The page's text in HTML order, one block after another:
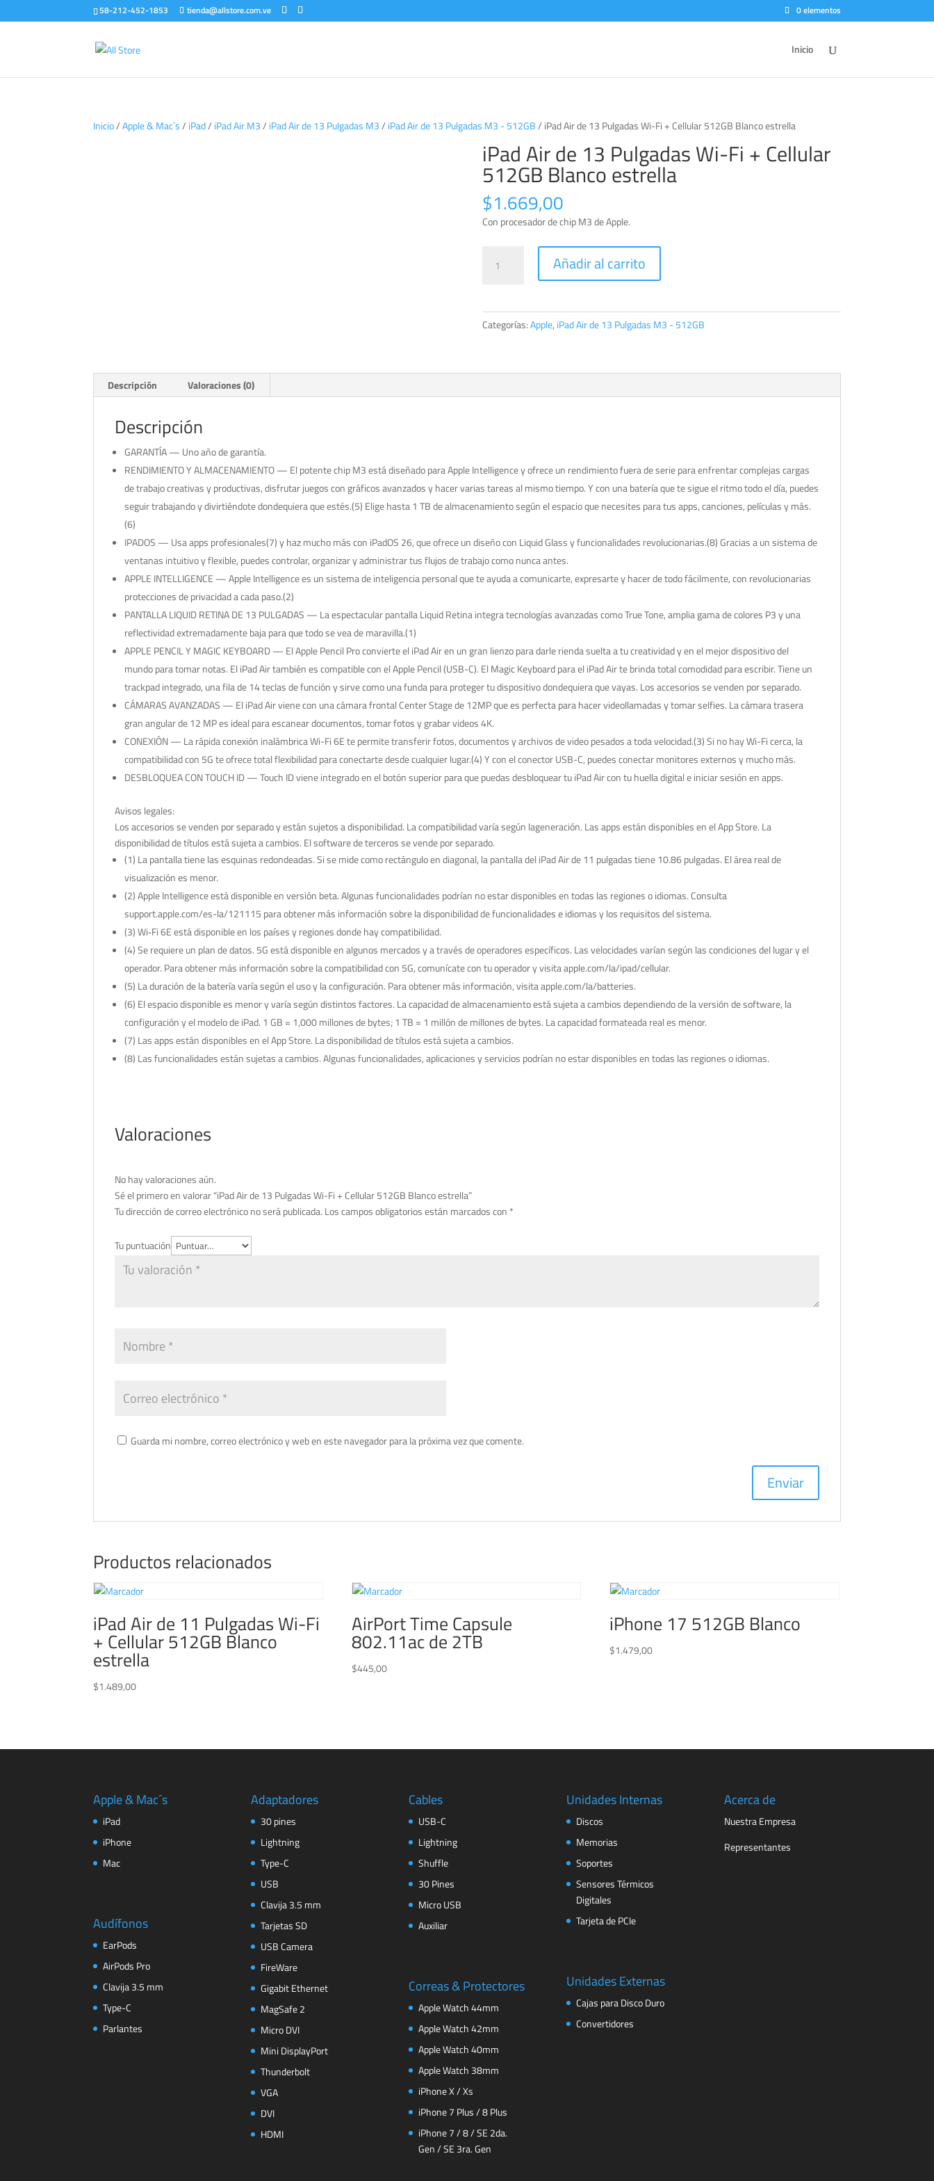
58-212-452-1853 tienda@allstore.com.ve 0 elementos
Inicio
Inicio/Apple & Mac`s/ iPad/ iPad Air M3/ iPad Air de 13 Pulgadas M3/ iPad Air de 13 Pulgadas M3 - 512GB/ iPad Air de 13 Pulgadas Wi-Fi + Cellular 512GB Blanco estrella
iPad Air de 13 Pulgadas Wi-Fi + Cellular
512GB Blanco estrella
$1.669,00
Con procesador de chip M3 de Apple.
Pulgadas
512GB
Añadir al carrito
Categorías:Apple, iPad Air de 13 Pulgadas M3 - 512GB
Descripción Valoraciones (0)
Descripción
GARANTÍA — Uno año de garantía.
RENDIMIENTO Y ALMACENAMIENTO — El potente chip M3 está diseñado para Apple Intelligence y ofrece un rendimiento fuera de serie para enfrentar complejas cargas
de trabajo creativas y productivas, disfrutar juegos con gráficos avanzados y hacer varias tareas al mismo tiempo. Y con una batería que te sigue el ritmo todo el día, puedes
seguir trabajando y divirtiéndote dondequiera que estés.(5) Elige hasta 1 TB de almacenamiento según el espacio que necesites para tus apps, canciones, películas y más.
(6)
IPADOS — Usa apps profesionales(7) y haz mucho más con iPadOS 26, que ofrece un diseño con Liquid Glass y funcionalidades revolucionarias.(8) Gracias a un sistema de
ventanas intuitivo y flexible, puedes controlar, organizar y administrar tus flujos de trabajo como nunca antes.
APPLE INTELLIGENCE — Apple Intelligence es un sistema de inteligencia personal que te ayuda a comunicarte, expresarte y hacer de todo fácilmente, con revolucionarias
protecciones de privacidad a cada paso.(2)
PANTALLA LIQUID RETINA DE 13 PULGADAS — La espectacular pantalla Liquid Retina integra tecnologías avanzadas como True Tone, amplia gama de colores P3 y una
reflectividad extremadamente baja para que todo se vea de maravilla.(1)
APPLE PENCIL Y MAGIC KEYBOARD — El Apple Pencil Pro convierte el iPad Air en un gran lienzo para darle rienda suelta a tu creatividad y en el mejor dispositivo del
mundo para tomar notas. El iPad Air también es compatible con el Apple Pencil (USB-C). El Magic Keyboard para el iPad Air te brinda total comodidad para escribir. Tiene un
trackpad integrado, una fila de 14 teclas de función y sirve como una funda para proteger tu dispositivo dondequiera que vayas. Los accesorios se venden por separado.
CÁMARAS AVANZADAS — El iPad Air viene con una cámara frontal Center Stage de 12MP que es perfecta para hacer videollamadas y tomar selfies. La cámara trasera
gran angular de 12 MP es ideal para escanear documentos, tomar fotos y grabar videos 4K.
CONEXIÓN — La rápida conexión inalámbrica Wi-Fi 6E te permite transferir fotos, documentos y archivos de video pesados a toda velocidad.(3) Si no hay Wi-Fi cerca, la
compatibilidad con 5G te ofrece total flexibilidad para conectarte desde cualquier lugar.(4) Y con el conector USB-C, puedes conectar monitores externos y mucho más.
DESBLOQUEA CON TOUCH ID — Touch ID viene integrado en el botón superior para que puedas desbloquear tu iPad Air con tu huella digital e iniciar sesión en apps.
Avisos legales:
Los accesorios se venden por separado y están sujetos a disponibilidad. La compatibilidad varía según lageneración. Las apps están disponibles en el App Store. La
disponibilidad de títulos está sujeta a cambios. El software de terceros se vende por separado.
(1) La pantalla tiene las esquinas redondeadas. Si se mide como rectángulo en diagonal, la pantalla del iPad Air de 11 pulgadas tiene 10.86 pulgadas. El área real de
visualización es menor.
(2) Apple Intelligence está disponible en versión beta. Algunas funcionalidades podrían no estar disponibles en todas las regiones o idiomas. Consulta
support.apple.com/es-la/121115 para obtener más información sobre la disponibilidad de funcionalidades e idiomas y los requisitos del sistema.
(3) Wi‐Fi 6E está disponible en los países y regiones donde hay compatibilidad.
(4) Se requiere un plan de datos. 5G está disponible en algunos mercados y a través de operadores específicos. Las velocidades varían según las condiciones del lugar y el
operador. Para obtener más información sobre la compatibilidad con 5G, comunícate con tu operador y visita apple.com/la/ipad/cellular.
(5) La duración de la batería varía según el uso y la configuración. Para obtener más información, visita apple.com/la/batteries.
(6) El espacio disponible es menor y varía según distintos factores. La capacidad de almacenamiento está sujeta a cambios dependiendo de la versión de software, la
configuración y el modelo de iPad. 1 GB = 1,000 millones de bytes; 1 TB = 1 millón de millones de bytes. La capacidad formateada real es menor.
(7) Las apps están disponibles en el App Store. La disponibilidad de títulos está sujeta a cambios.
(8) Las funcionalidades están sujetas a cambios. Algunas funcionalidades, aplicaciones y servicios podrían no estar disponibles en todas las regiones o idiomas.
Valoraciones
No hay valoraciones aún.
Sé el primero en valorar “iPad Air de 13 Pulgadas Wi-Fi + Cellular 512GB Blanco estrella”
Tu dirección de correo electrónico no será publicada. Los campos obligatorios están marcados con *
Tu puntuación
Guarda mi nombre, correo electrónico y web en este navegador para la próxima vez que comente.
Productos relacionados
iPad Air de 11 Pulgadas Wi-Fi
+ Cellular 512GB Blanco
estrella
$1.489,00
AirPort Time Capsule
802.11ac de 2TB
$445,00
iPhone 17 512GB Blanco
$1.479,00
Apple & Mac´s
iPad
iPhone
Mac
Audífonos
EarPods
AirPods Pro
Clavija 3.5 mm
Type-C
Parlantes
Adaptadores
30 pines
Lightning
Type-C
USB
Clavija 3.5 mm
Tarjetas SD
USB Camera
FireWare
Gigabit Ethernet
MagSafe 2
Micro DVI
Mini DisplayPort
Thunderbolt
VGA
DVI
HDMI
Cables
USB-C
Lightning
Shuffle
30 Pines
Micro USB
Auxiliar
Correas & Protectores
Apple Watch 44mm
Apple Watch 42mm
Apple Watch 40mm
Apple Watch 38mm
iPhone X / Xs
iPhone 7 Plus / 8 Plus
iPhone 7 / 8 / SE 2da.
Gen / SE 3ra. Gen
Unidades Internas
Discos
Memorias
Soportes
Sensores Térmicos
Digitales
Tarjeta de PCIe
Unidades Externas
Cajas para Disco Duro
Convertidores
Acerca de
Nuestra Empresa
Representantes